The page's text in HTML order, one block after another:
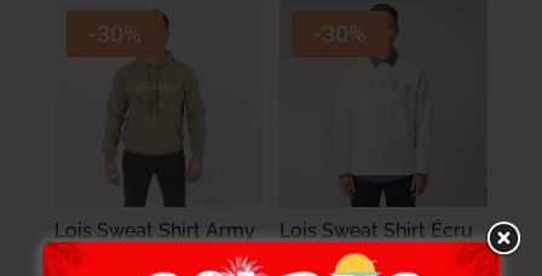
-30%
Lois Sweat Shirt Army
MAILLE-05 WEIDER
-30%
Lois Sweat Shirt Écru
MAILLE-01 ARAUJO